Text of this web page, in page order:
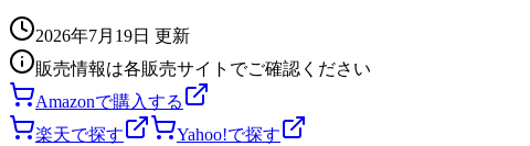
2026年7月19日 更新
販売情報は各販売サイトでご確認ください
Amazonで購入する
楽天で探す
Yahoo!で探す